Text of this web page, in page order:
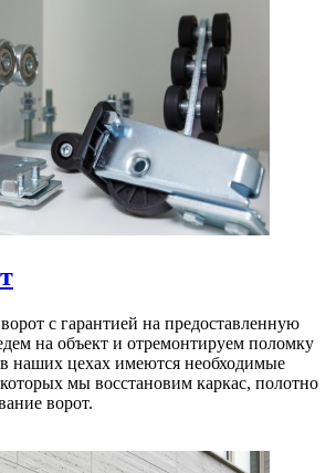
c гарантией на предоставленную
на объект и отремонтируем поломку
наших цехах имеются необходимые
мы восстановим каркас, полотно
ворот.